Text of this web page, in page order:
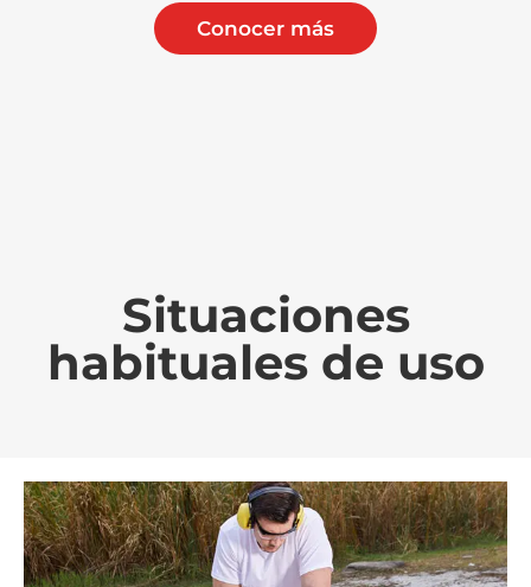
Conocer más
Situaciones
habituales de uso